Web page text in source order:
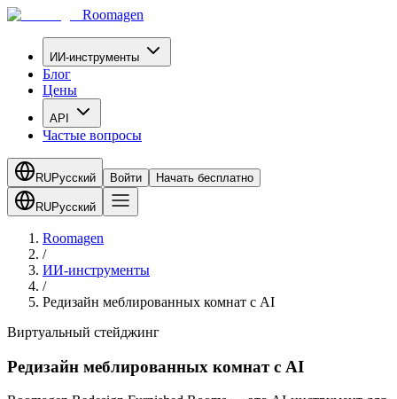
Roomagen
ИИ-инструменты
Блог
Цены
API
Частые вопросы
RUРусский Войти Начать бесплатно
RUРусский
Roomagen
/
ИИ-инструменты
/
Редизайн меблированных комнат с AI
Виртуальный стейджинг
Редизайн меблированных комнат с AI